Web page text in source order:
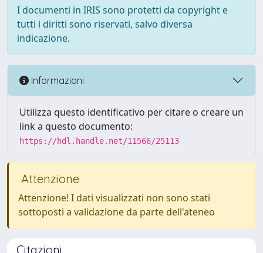
I documenti in IRIS sono protetti da copyright e
tutti i diritti sono riservati, salvo diversa
indicazione.
Informazioni
Utilizza questo identificativo per citare o creare un
link a questo documento:
https://hdl.handle.net/11566/25113
Attenzione
Attenzione! I dati visualizzati non sono stati
sottoposti a validazione da parte dell'ateneo
Citazioni